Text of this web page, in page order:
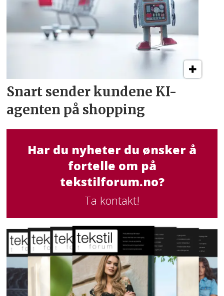
Snart sender kundene KI-
agenten på shopping
Har du nyheter du ønsker å
fortelle om på
tekstilforum.no?
Ta kontakt!